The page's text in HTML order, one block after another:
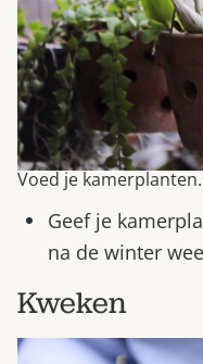
Voed je kamerplanten.
Geef je
na de winter
Kweken